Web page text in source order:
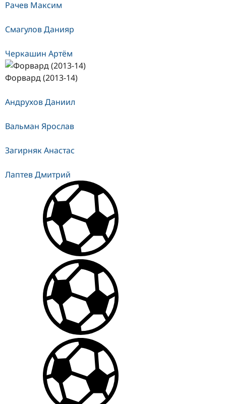
Рачев Максим
Смагулов Данияр
Черкашин Артём
Форвард (2013-14)
Андрухов Даниил
Вальман Ярослав
Загирняк Анастас
Лаптев Дмитрий